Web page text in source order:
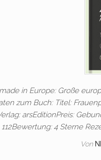
in Europe: Große
zum Buch: Titel:
arsEditionPreis:
112Bewertung: 4 Sterne
Von